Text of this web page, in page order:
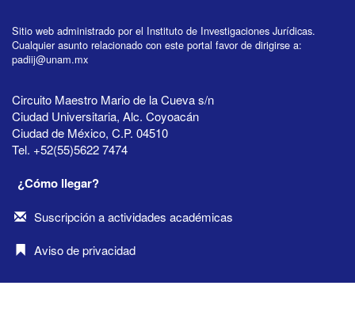
Sitio web administrado por el Instituto de Investigaciones Jurídicas.
Cualquier asunto relacionado con este portal favor de dirigirse a:
padiij@unam.mx
Circuito Maestro Mario de la Cueva s/n
Ciudad Universitaria, Alc. Coyoacán
Ciudad de México, C.P. 04510
Tel. +52(55)5622 7474
¿Cómo llegar?
Suscripción a actividades académicas
Aviso de privacidad